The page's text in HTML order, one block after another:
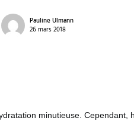
Pauline Ulmann
26 mars 2018
minutieuse. Cependant,